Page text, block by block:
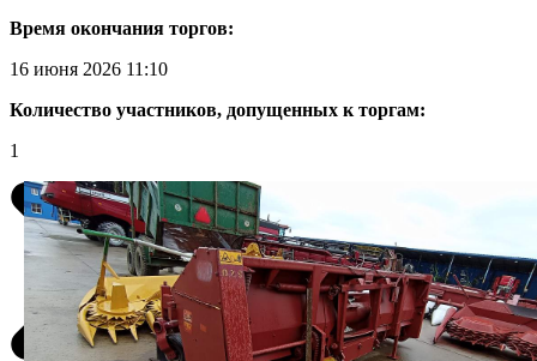
Время окончания торгов:
16 июня 2026 11:10
Количество участников, допущенных к торгам:
1